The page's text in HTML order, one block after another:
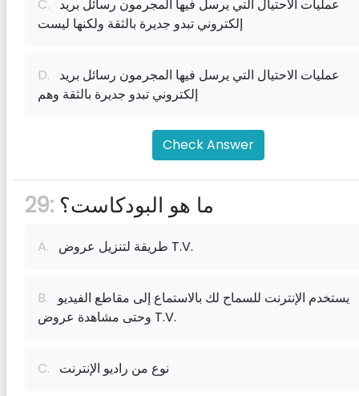
C.
إلكتروني تبدو جديرة بالثقة ولكنها ليست
D.
إلكتروني تبدو جديرة بالثقة وهم
Check Answer
29: ما هو البودكاست؟
A. طريقة لتنزيل عروض T.V.
B.
وحتى مشاهدة عروض T.V.
C. نوع من راديو الإنترنت